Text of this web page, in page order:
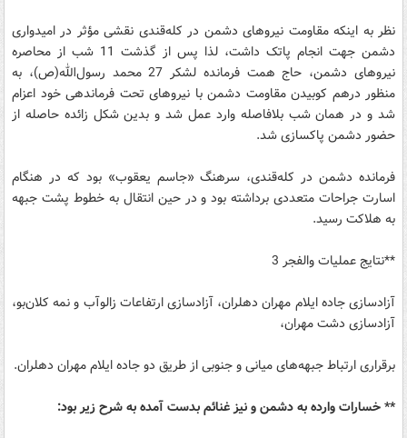
نظر به اینکه مقاومت نیروهای دشمن در کله‌قندی نقشی مؤثر در امیدواری
دشمن جهت انجام پاتک داشت، لذا پس از گذشت 11 شب از محاصره
نیروهای دشمن، حاج همت فرمانده لشکر 27 محمد رسول‌الله(ص)، به
منظور درهم کوبیدن مقاومت دشمن با نیروهای تحت فرماندهی خود اعزام
شد و در همان شب بلافاصله وارد عمل شد و بدین شکل زائده حاصله از
حضور دشمن پاکسازی شد.
فرمانده دشمن در کله‌قندی، سرهنگ «جاسم یعقوب» بود که در هنگام
اسارت جراحات متعددی برداشته بود و در حین انتقال به خطوط پشت جبهه
به هلاکت رسید.
**نتایج عملیات والفجر 3
آزادسازی جاده ایلام مهران دهلران، آزادسازی ارتفاعات زالوآب و نمه کلان‌بو،
آزادسازی دشت مهران،
برقراری ارتباط جبهه‌های میانی و جنوبی از طریق دو جاده ایلام مهران دهلران.
** خسارات وارده به دشمن و نیز غنائم بدست آمده به شرح زیر بود: